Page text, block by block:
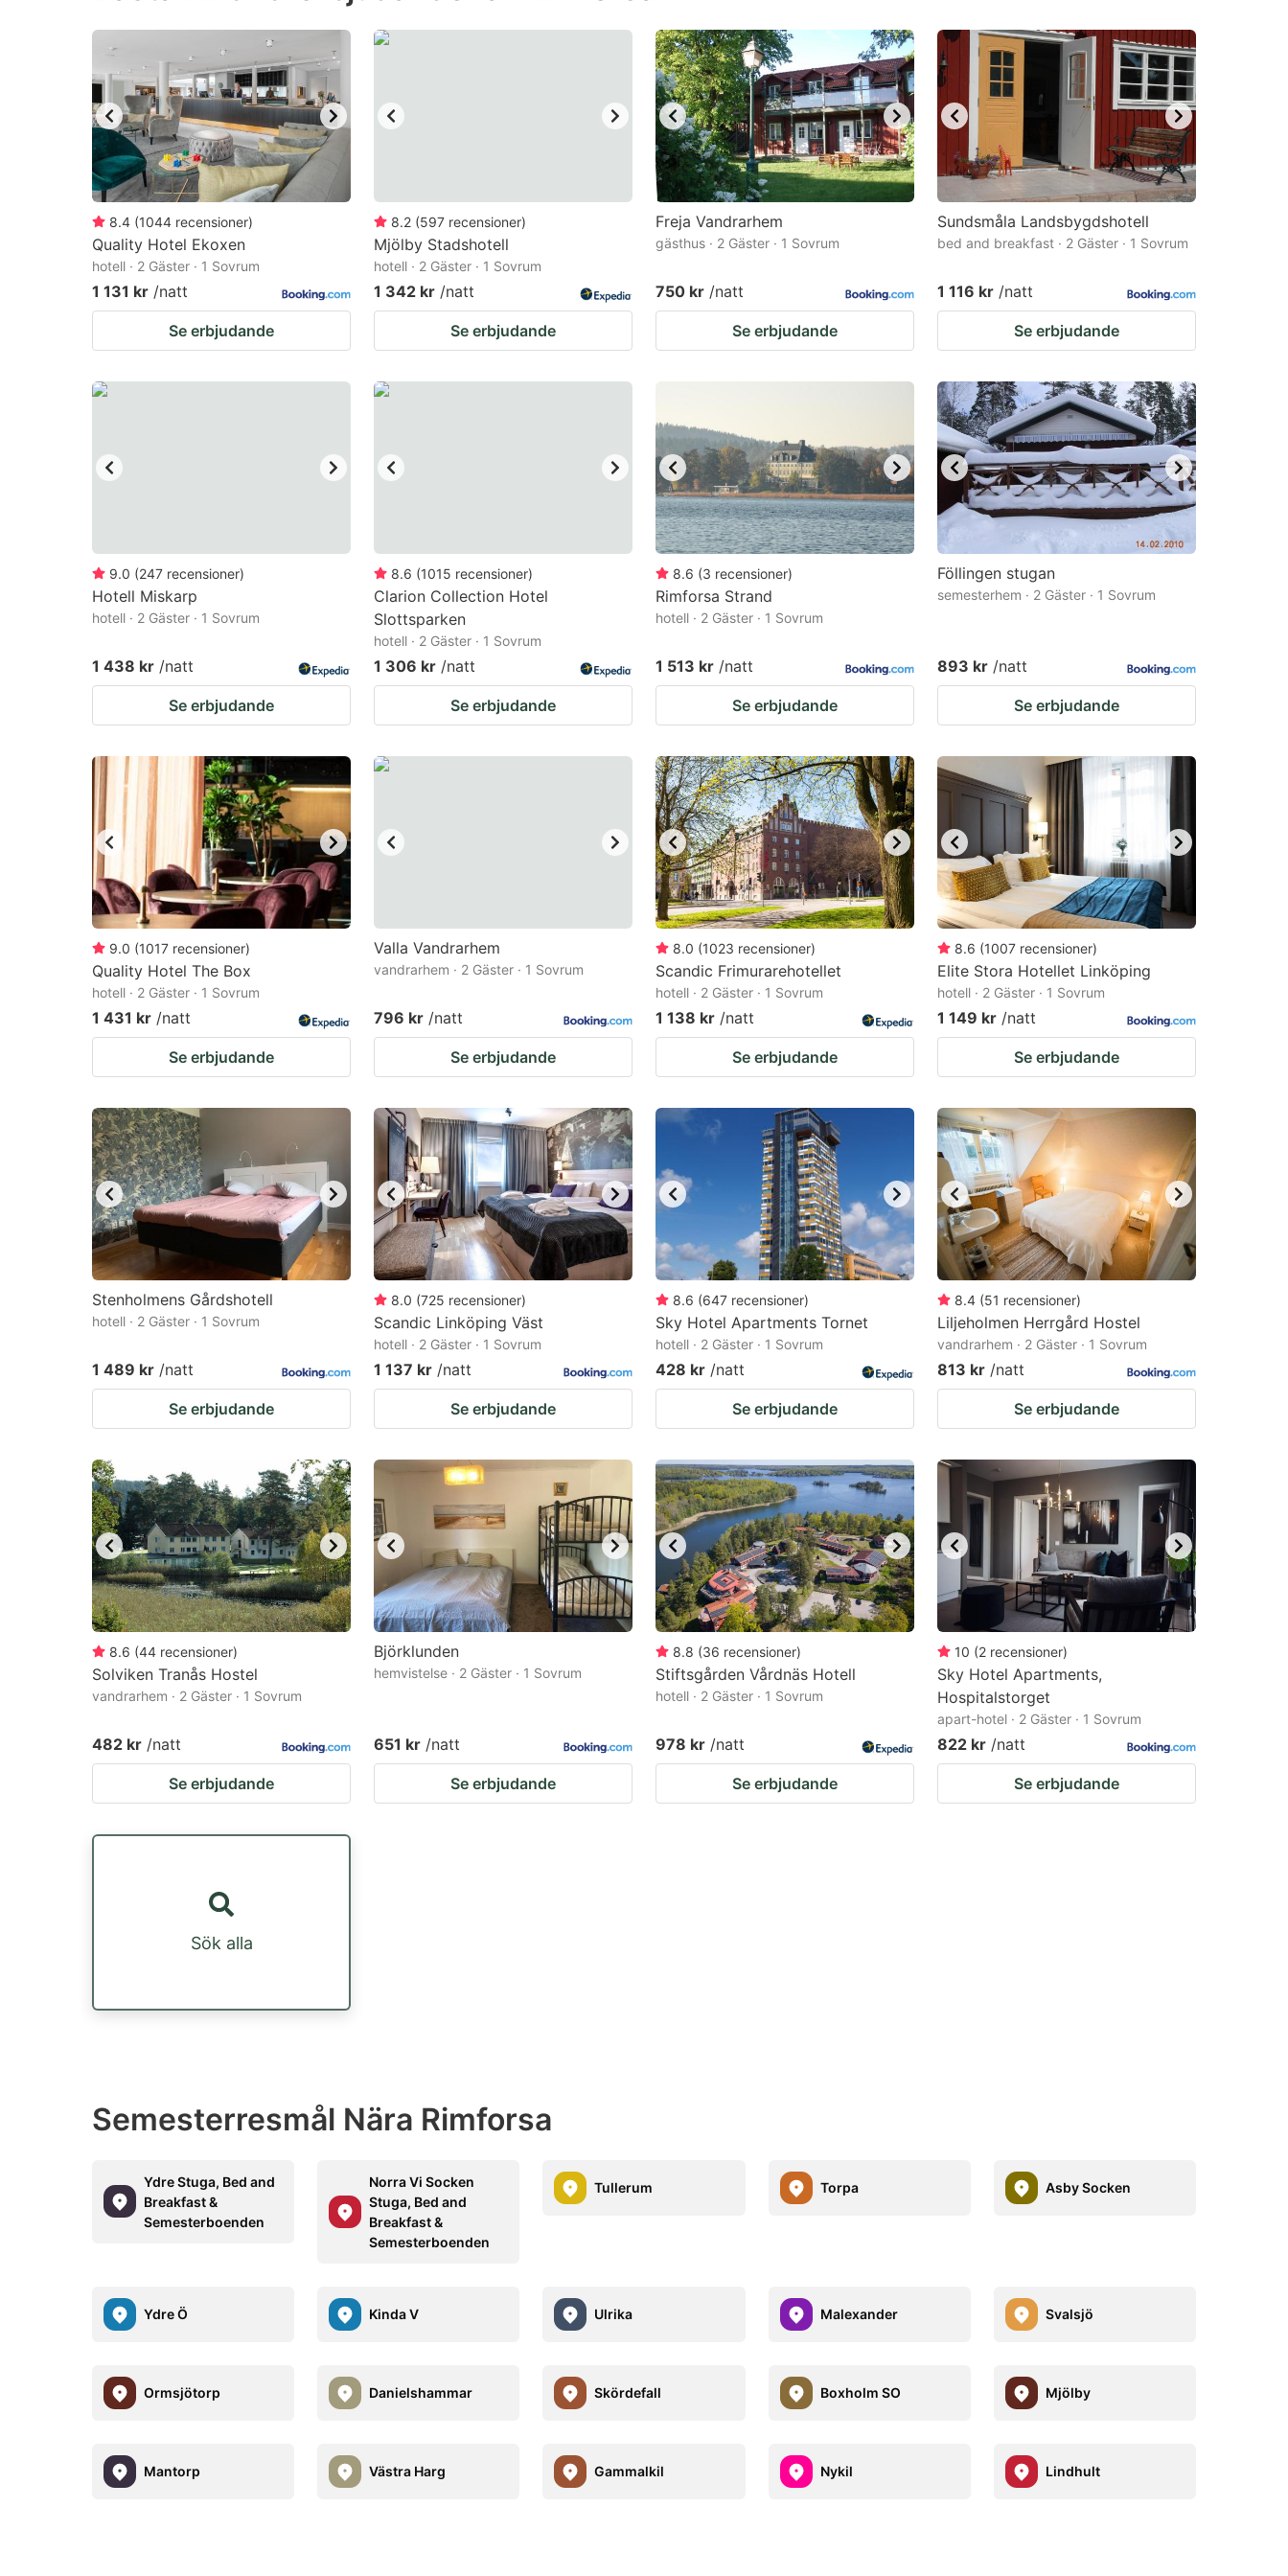
key
to
get
the
keyboard
shortcuts
for
changing
dates.
shortcuts
for
changing
dates.
8.4 (1044 recensioner)
Quality Hotel Ekoxen
hotell · 2 Gäster · 1 Sovrum
1 131 kr /natt
Se erbjudande
8.2 (597 recensioner)
Mjölby Stadshotell
hotell · 2 Gäster · 1 Sovrum
1 342 kr /natt
Se erbjudande
Freja Vandrarhem
gästhus · 2 Gäster · 1 Sovrum
750 kr /natt
Se erbjudande
Sundsmåla Landsbygdshotell
bed and breakfast · 2 Gäster · 1 Sovrum
1 116 kr /natt
Se erbjudande
9.0 (247 recensioner)
Hotell Miskarp
hotell · 2 Gäster · 1 Sovrum
1 438 kr /natt
Se erbjudande
8.6 (1015 recensioner)
Clarion Collection Hotel
Slottsparken
hotell · 2 Gäster · 1 Sovrum
1 306 kr /natt
Se erbjudande
8.6 (3 recensioner)
Rimforsa Strand
hotell · 2 Gäster · 1 Sovrum
1 513 kr /natt
Se erbjudande
Föllingen stugan
semesterhem · 2 Gäster · 1 Sovrum
893 kr /natt
Se erbjudande
9.0 (1017 recensioner)
Quality Hotel The Box
hotell · 2 Gäster · 1 Sovrum
1 431 kr /natt
Se erbjudande
Valla Vandrarhem
vandrarhem · 2 Gäster · 1 Sovrum
796 kr /natt
Se erbjudande
8.0 (1023 recensioner)
Scandic Frimurarehotellet
hotell · 2 Gäster · 1 Sovrum
1 138 kr /natt
Se erbjudande
8.6 (1007 recensioner)
Elite Stora Hotellet Linköping
hotell · 2 Gäster · 1 Sovrum
1 149 kr /natt
Se erbjudande
Stenholmens Gårdshotell
hotell · 2 Gäster · 1 Sovrum
1 489 kr /natt
Se erbjudande
8.0 (725 recensioner)
Scandic Linköping Väst
hotell · 2 Gäster · 1 Sovrum
1 137 kr /natt
Se erbjudande
8.6 (647 recensioner)
Sky Hotel Apartments Tornet
hotell · 2 Gäster · 1 Sovrum
428 kr /natt
Se erbjudande
8.4 (51 recensioner)
Liljeholmen Herrgård Hostel
vandrarhem · 2 Gäster · 1 Sovrum
813 kr /natt
Se erbjudande
8.6 (44 recensioner)
Solviken Tranås Hostel
vandrarhem · 2 Gäster · 1 Sovrum
482 kr /natt
Se erbjudande
Björklunden
hemvistelse · 2 Gäster · 1 Sovrum
651 kr /natt
Se erbjudande
8.8 (36 recensioner)
Stiftsgården Vårdnäs Hotell
hotell · 2 Gäster · 1 Sovrum
978 kr /natt
Se erbjudande
10 (2 recensioner)
Sky Hotel Apartments,
Hospitalstorget
apart-hotel · 2 Gäster · 1 Sovrum
822 kr /natt
Se erbjudande
Sök alla
Semesterresmål Nära Rimforsa
Ydre Stuga, Bed and
Breakfast &
Semesterboenden
Norra Vi Socken
Stuga, Bed and
Breakfast &
Semesterboenden
Tullerum Torpa Asby Socken
Ydre Ö Kinda V Ulrika Malexander Svalsjö
Ormsjötorp Danielshammar Skördefall Boxholm SO Mjölby
Mantorp Västra Harg Gammalkil Nykil Lindhult